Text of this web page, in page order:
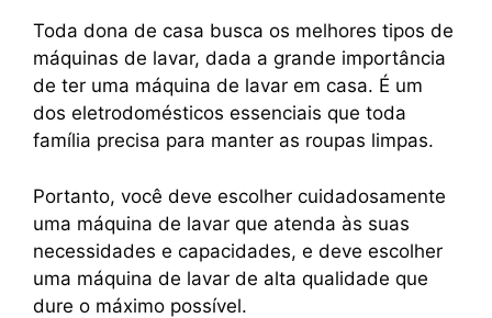
Toda dona de casa busca os melhores tipos de
máquinas de lavar, dada a grande importância
de ter uma máquina de lavar em casa. É um
dos eletrodomésticos essenciais que toda
família precisa para manter as roupas limpas.
Portanto, você deve escolher cuidadosamente
uma máquina de lavar que atenda às suas
necessidades e capacidades, e deve escolher
uma máquina de lavar de alta qualidade que
dure o máximo possível.